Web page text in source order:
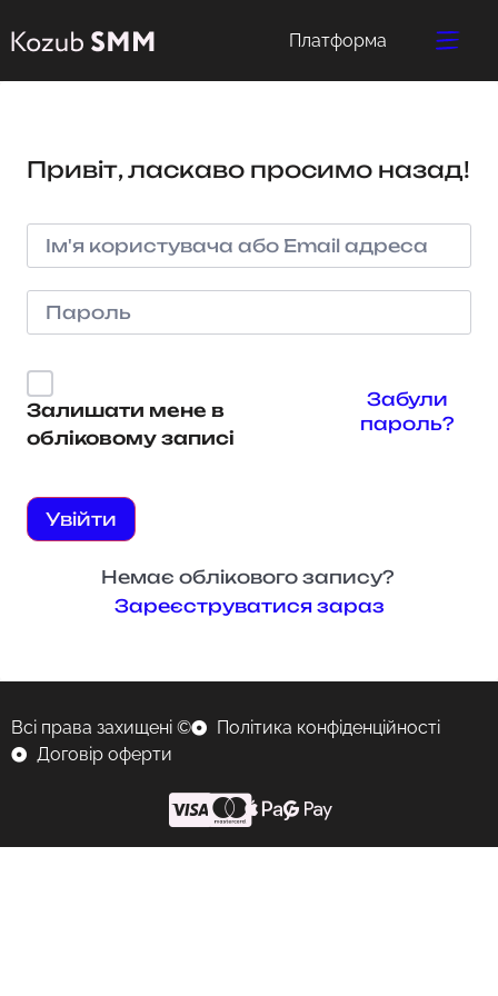
Платформа
Привіт, ласкаво просимо назад!
Залишати мене в
обліковому записі
Забули
пароль?
Увійти
Немає облікового запису?
Зареєструватися зараз
Всі права захищені ©
Політика конфіденційності
Договір оферти